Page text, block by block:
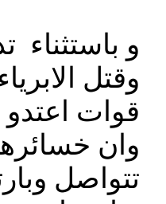
و باستثناء
وقتل
قوات
وان
تتواصل